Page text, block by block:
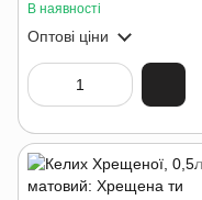
В наявності
Оптові ціни